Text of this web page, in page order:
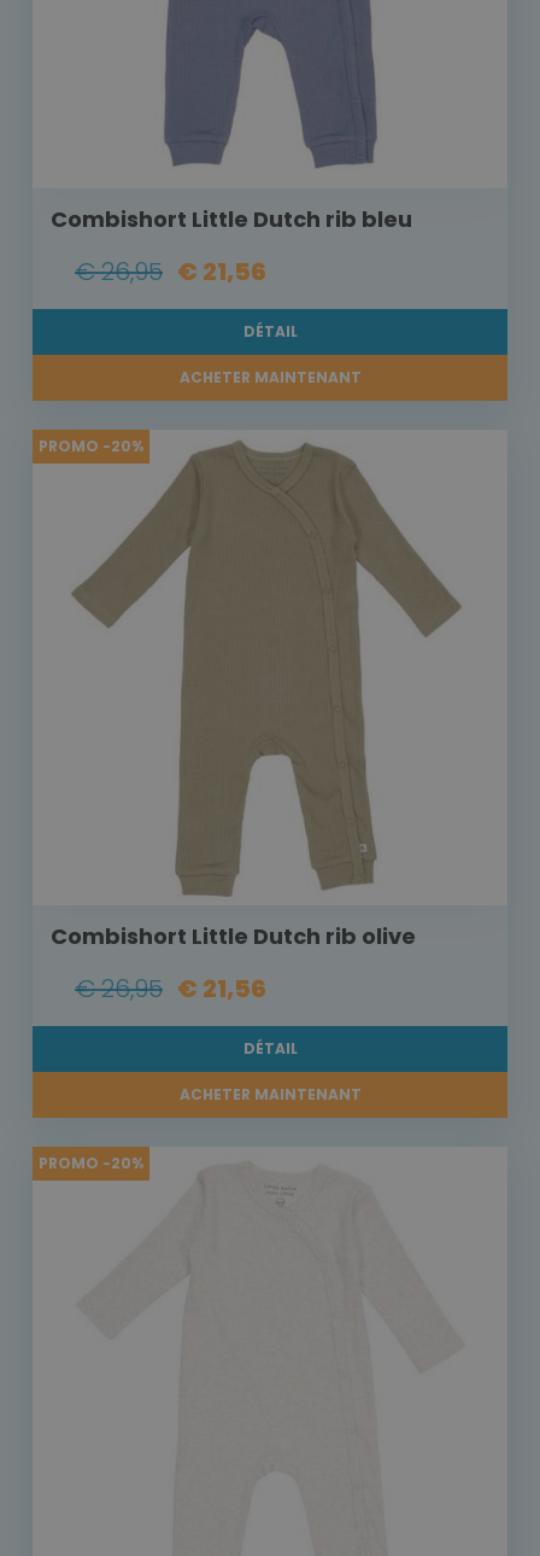
Combishort Little Dutch rib bleu
€ 26,95 € 21,56
DÉTAIL
ACHETER MAINTENANT
PROMO -20%
Combishort Little Dutch rib olive
€ 26,95 € 21,56
DÉTAIL
ACHETER MAINTENANT
PROMO -20%